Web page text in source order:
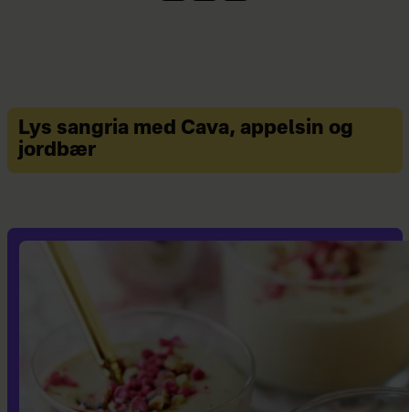
Lys sangria med Cava, appelsin og
jordbær